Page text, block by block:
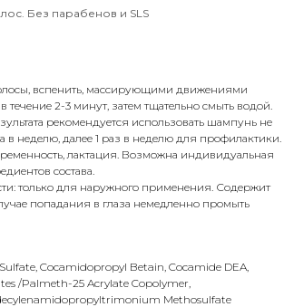
Без парабенов и SLS
вспенить, массирующими движениями
течение 2-3 минут, затем тщательно смыть водой.
рекомендуется использовать шампунь не
в неделю, далее 1 раз в неделю для профилактики.
лактация. Возможна индивидуальная
состава.
только для наружного применения. Содержит
попадания в глаза немедленно промыть
Cocamidopropyl Betain, Cocamide DEA,
/Palmeth-25 Acrylate Copolymer,
Methosulfate